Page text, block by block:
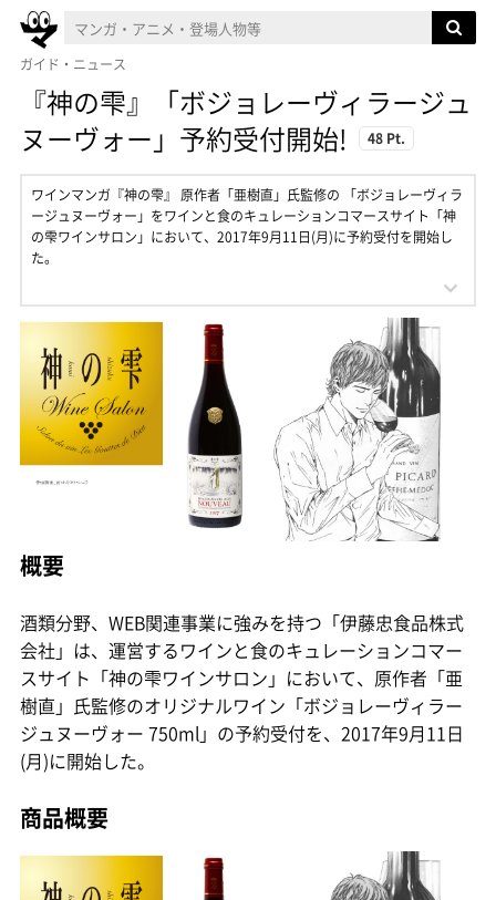
ガイド・ニュース
『神の雫』「ボジョレーヴィラージュ
ヌーヴォー」予約受付開始!
48 Pt.
ワインマンガ『神の雫』 原作者「亜樹直」氏監修の 「ボジョレーヴィラ
ージュヌーヴォー」をワインと食のキュレーションコマースサイト「神
の雫ワインサロン」において、2017年9月11日(月)に予約受付を開始し
た。
概要
酒類分野、WEB関連事業に強みを持つ「伊藤忠食品株式
会社」は、運営するワインと食のキュレーションコマー
スサイト「神の雫ワインサロン」において、原作者「亜
樹直」氏監修のオリジナルワイン「ボジョレーヴィラー
ジュヌーヴォー 750ml」の予約受付を、2017年9月11日
(月)に開始した。
商品概要